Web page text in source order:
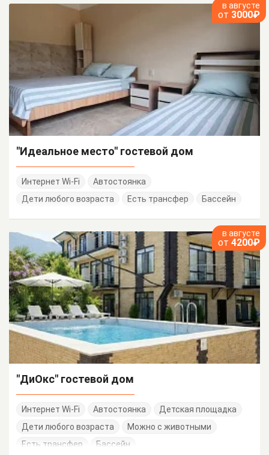
в августе
от 3000₽
"Идеальное место" гостевой дом
Интернет Wi-Fi
Автостоянка
Дети любого возраста
Есть трансфер Бассейн
в августе
от 4200₽
"ДиОкс" гостевой дом
Интернет Wi-Fi Автостоянка
Детская площадка
Дети любого возраста
Можно с животными
Есть трансфер
Бассейн